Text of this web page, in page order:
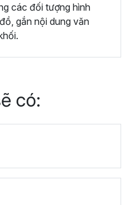
các đối tượng hình
gắn nội dung văn
có: